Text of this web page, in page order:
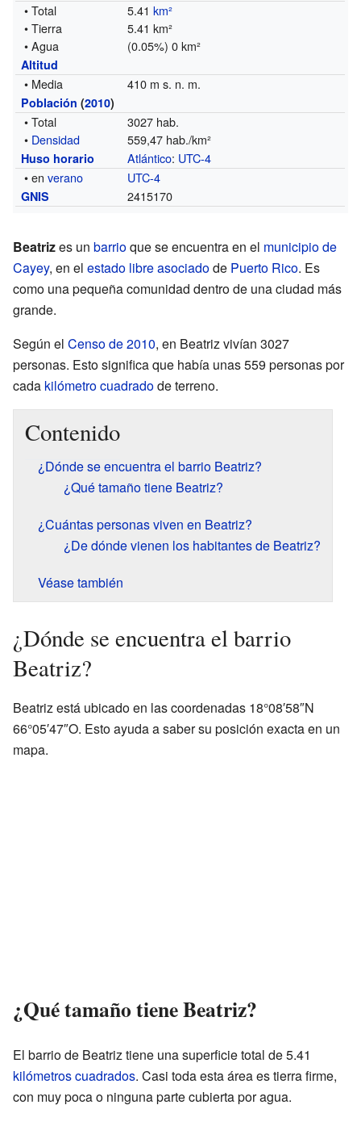
• Total 5.41km²
• Tierra
5.41 km²
• Agua
(0.05%) 0 km²
Altitud
• Media 410 m s. n. m.
Población (2010)
• Total
3027 hab.
• Densidad 559,47 hab./km²
Huso horario Atlántico: UTC-4
• enverano UTC-4
GNIS 2415170
Beatrizes un barrioque se encuentra en el municipio de
Cayey, en el estado libre asociadode Puerto Rico. Es
como una pequeña comunidad dentro de una ciudad más
grande.
Según el Censo de 2010, en Beatriz vivían 3027
personas. Esto significa que había unas 559 personas por
cada kilómetro cuadradode terreno.
Contenido
¿Dónde se encuentra el barrio Beatriz?
¿Qué tamaño tiene Beatriz?
¿Cuántas personas viven en Beatriz?
¿De dónde vienen los habitantes de Beatriz?
Véase también
¿Dónde se encuentra el barrio
Beatriz?
Beatriz está ubicado en las coordenadas 18°08′58″N
66°05′47″O. Esto ayuda a saber su posición exacta en un
mapa.
¿Qué tamaño tiene Beatriz?
El barrio de Beatriz tiene una superficie total de 5.41
kilómetros cuadrados. Casi toda esta área es tierra firme,
con muy poca o ninguna parte cubierta por agua.